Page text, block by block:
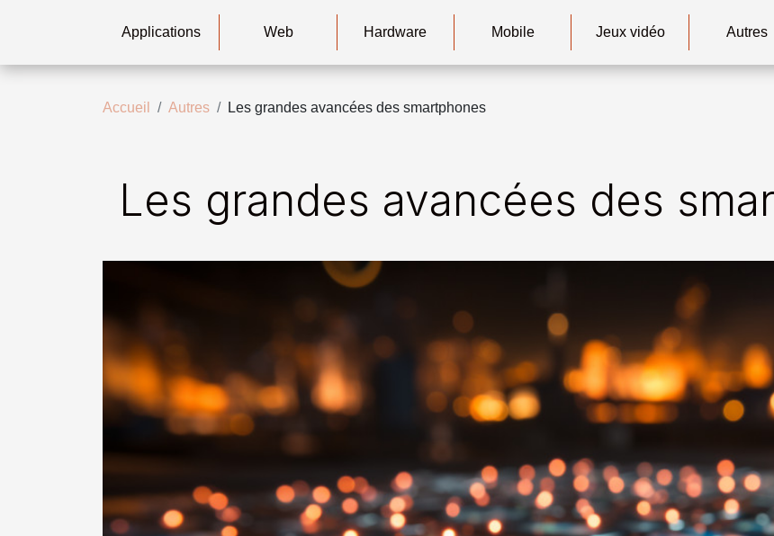
Applications Web Hardware Mobile Jeux vidéo Autres
Accueil Autres Les grandes avancées des smartphones
Les grandes avancées des